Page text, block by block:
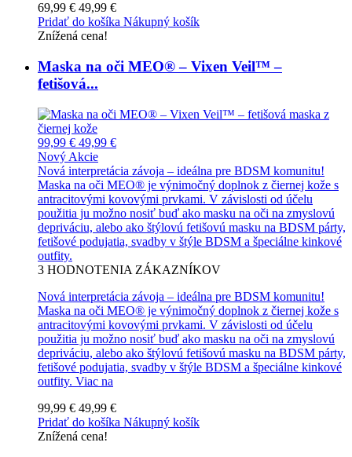
69,99 € 49,99 €
Pridať do košíka Nákupný košík
Znížená cena!
Maska na oči MEO® – Vixen Veil™ –
fetišová...
99,99 € 49,99 €
Nový Akcie
Nová interpretácia závoja – ideálna pre BDSM komunitu!
Maska na oči MEO® je výnimočný doplnok z čiernej kože s
antracitovými kovovými prvkami. V závislosti od účelu
použitia ju možno nosiť buď ako masku na oči na zmyslovú
depriváciu, alebo ako štýlovú fetišovú masku na BDSM párty,
fetišové podujatia, svadby v štýle BDSM a špeciálne kinkové
outfity.
3 HODNOTENIA ZÁKAZNÍKOV
Nová interpretácia závoja – ideálna pre BDSM komunitu!
Maska na oči MEO® je výnimočný doplnok z čiernej kože s
antracitovými kovovými prvkami. V závislosti od účelu
použitia ju možno nosiť buď ako masku na oči na zmyslovú
depriváciu, alebo ako štýlovú fetišovú masku na BDSM párty,
fetišové podujatia, svadby v štýle BDSM a špeciálne kinkové
outfity. Viac na
99,99 € 49,99 €
Pridať do košíka Nákupný košík
Znížená cena!